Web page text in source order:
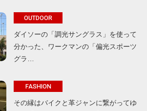
OUTDOOR
ダイソーの「調光サングラス」を使って
分かった、ワークマンの「偏光スポーツ
グラ…
FASHION
その縁はバイクと革ジャンに繋がってゆ